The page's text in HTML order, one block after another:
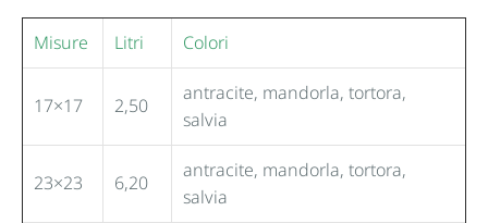
Misure Litri Colori
17×17 2,50
antracite, mandorla, tortora,
salvia
23×23 6,20
antracite, mandorla, tortora,
salvia